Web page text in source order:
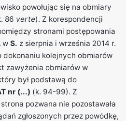
powołując się na obmiary
86 verte). Z korespondencji
stronami postępowania
w S. z sierpnia i września 2014 r.
dokonaniu kolejnych obmiarów
zawyżenia obmiarów w
był podstawą do
nr (...) (k. 94-99). Z
pozwana nie pozostawała
zgłoszonych przez powódkę,